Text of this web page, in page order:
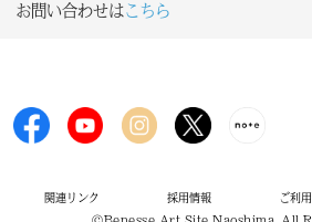
お問い合わせはこちら
関連リンク 採用情報 ご利
©Benesse Art Site Naoshima. All